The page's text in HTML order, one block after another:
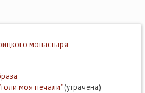
монастыря
моя печали"(утрачена)